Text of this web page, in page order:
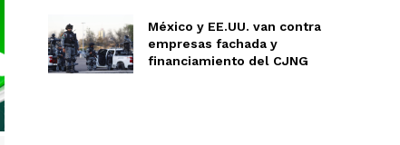
México y EE.UU. van contra
empresas fachada y
financiamiento del CJNG